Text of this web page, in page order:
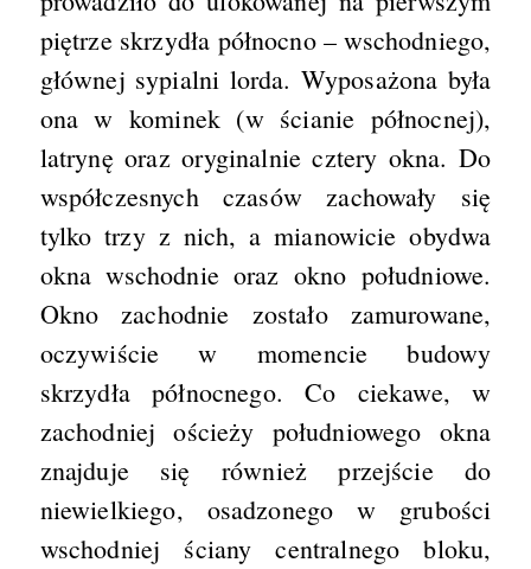
piętrze skrzydła północno – wschodniego,
głównej sypialni lorda. Wyposażona była
ona w kominek (w ścianie północnej),
latrynę oraz oryginalnie cztery okna. Do
współczesnych czasów zachowały się
tylko trzy z nich, a mianowicie obydwa
okna wschodnie oraz okno południowe.
Okno zachodnie zostało zamurowane,
oczywiście w momencie budowy
skrzydła północnego. Co ciekawe, w
zachodniej ościeży południowego okna
znajduje się również przejście do
niewielkiego, osadzonego w grubości
wschodniej ściany centralnego bloku,